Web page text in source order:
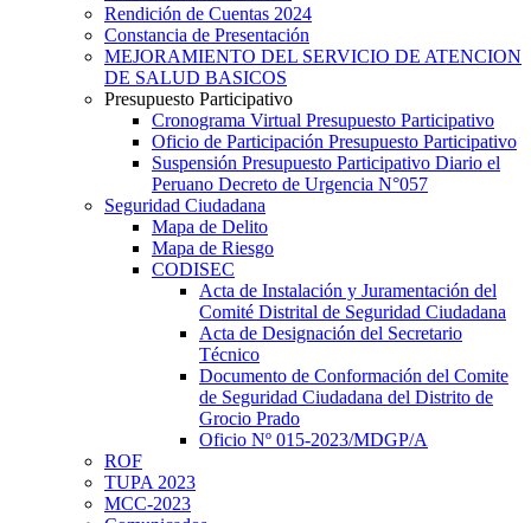
Rendición de Cuentas 2024
Constancia de Presentación
MEJORAMIENTO DEL SERVICIO DE ATENCION
DE SALUD BASICOS
Presupuesto Participativo
Cronograma Virtual Presupuesto Participativo
Oficio de Participación Presupuesto Participativo
Suspensión Presupuesto Participativo Diario el
Peruano Decreto de Urgencia N°057
Seguridad Ciudadana
Mapa de Delito
Mapa de Riesgo
CODISEC
Acta de Instalación y Juramentación del
Comité Distrital de Seguridad Ciudadana
Acta de Designación del Secretario
Técnico
Documento de Conformación del Comite
de Seguridad Ciudadana del Distrito de
Grocio Prado
Oficio Nº 015-2023/MDGP/A
ROF
TUPA 2023
MCC-2023